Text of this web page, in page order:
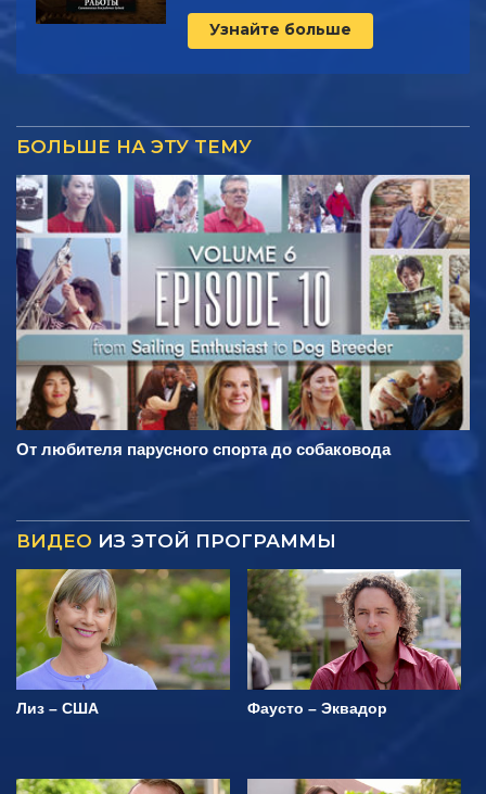
Узнайте больше
БОЛЬШЕ НА ЭТУ ТЕМУ
От любителя парусного спорта до собаковода
ВИДЕО ИЗ ЭТОЙ ПРОГРАММЫ
Лиз – США Фаусто – Эквадор